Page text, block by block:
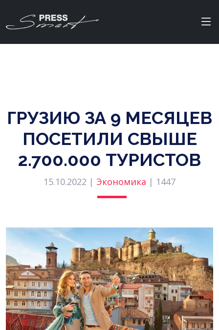
ГРУЗИЮ ЗА 9 МЕСЯЦЕВ
ПОСЕТИЛИ СВЫШЕ
2.700.000 ТУРИСТОВ
15.10.2022 | Экономика | 1447